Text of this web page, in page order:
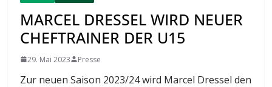
MARCEL DRESSEL WIRD NEUER
CHEFTRAINER DER U15
29. Mai 2023 Presse
Zur neuen Saison 2023/24 wird Marcel Dressel den